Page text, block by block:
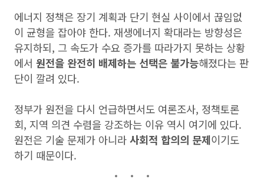
에너지 정책은 장기 계획과 단기 현실 사이에서 끊임없
이 균형을 잡아야 한다. 재생에너지 확대라는 방향성은
유지하되, 그 속도가 수요 증가를 따라가지 못하는 상황
에서 원전을 완전히 배제하는 선택은 불가능해졌다는 판
단이 깔려 있다.
정부가 원전을 다시 언급하면서도 여론조사, 정책토론
회, 지역 의견 수렴을 강조하는 이유 역시 여기에 있다.
원전은 기술 문제가 아니라 사회적 합의의 문제이기도
하기 때문이다.